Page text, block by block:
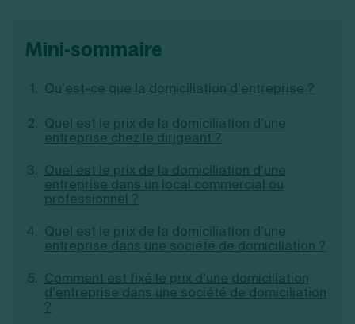
Découvrez notre cabinet d'expertise
Création d'association
Aides à la création d’entreprise
Fermeture d’une entreprise
mini-sommaire
Qu’est-ce que la domiciliation d’entreprise ?
Quel est le prix de la domiciliation d’une
entreprise chez le dirigeant ?
Quel est le prix de la domiciliation d’une
entreprise dans un local commercial ou
professionnel ?
Quel est le prix de la domiciliation d’une
entreprise dans une société de domiciliation ?
Comment est fixé le prix d’une domiciliation
d’entreprise dans une société de domiciliation
?